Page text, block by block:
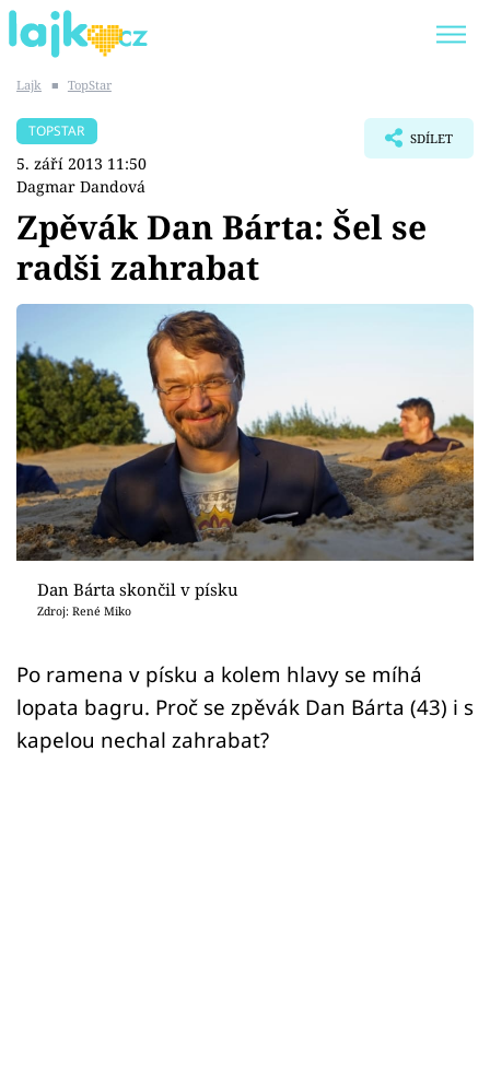
SHOPAHOLICADEL
Témata
Showbyznys
Youtubeři
Virály
Sex a vztahy
Videa
Sledujte prima+
Přihlášení
Sledujte nás
Lajk ■ TopStar
TOPSTAR
5. září 2013 11:50
Dagmar Dandová
SDÍLET
Zpěvák Dan Bárta: Šel se
radši zahrabat
Dan Bárta skončil v písku
Zdroj: René Miko
Po ramena v písku a kolem hlavy se míhá
lopata bagru. Proč se zpěvák Dan Bárta (43) i s
kapelou nechal zahrabat?